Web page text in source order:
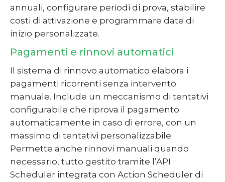
annuali, configurare periodi di prova, stabilire
costi di attivazione e programmare date di
inizio personalizzate.
Pagamenti e rinnovi automatici
Il sistema di rinnovo automatico elabora i
pagamenti ricorrenti senza intervento
manuale. Include un meccanismo di tentativi
configurabile che riprova il pagamento
automaticamente in caso di errore, con un
massimo di tentativi personalizzabile.
Permette anche rinnovi manuali quando
necessario, tutto gestito tramite l’API
Scheduler integrata con Action Scheduler di